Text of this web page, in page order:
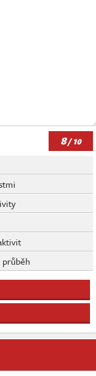
8/ 10
průběh